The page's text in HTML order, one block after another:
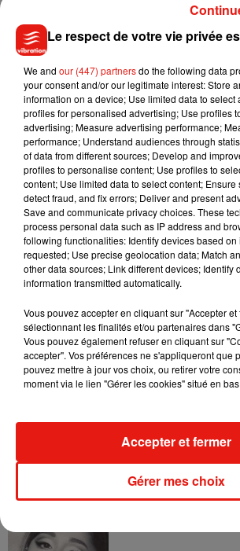
— Inside Edition (@InsideEdition)10
Musique
5 août 2026
Benny Blanco invite
Becky G sur son
4 août 2026
Tiny Desk invite
live session solaire
4 août 2026
Ariana Grande
sa tournée mondiale
31 juillet 2026
en road-trip dans son
Le respect de votre vie privée
We and our (447) partnersdo the following data
your consent and/or our legitimate interest: Store
information on a device; Use limited data to select
profiles for personalised advertising; Use profiles
advertising; Measure advertising performance;
performance; Understand audiences through
of data from different sources; Develop and
profiles to personalise content; Use profiles to
content; Use limited data to select content; Ensure
detect fraud, and fix errors; Deliver and present
Save and communicate privacy choices. These
process personal data such as IP address and
following functionalities: Identify devices based
requested; Use precise geolocation data; Match
other data sources; Link different devices; Identify
information transmitted automatically.
Vous pouvez accepter en cliquant sur "Accepter
sélectionnant les finalités et/ou partenaires dans
Vous pouvez également refuser en cliquant sur
accepter". Vos préférences ne s'appliqueront que
pouvez mettre à jour vos choix, ou retirer votre
moment via le lien "Gérer les cookies" situé en
Gérer mes choix
Accepter et fermer